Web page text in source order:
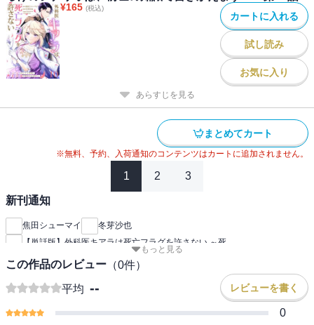
¥165 (税込)
カートに入れる
試し読み
お気に入り
あらすじを見る
まとめてカート
※無料、予約、入荷通知のコンテンツはカートに追加されません。
1 2 3
新刊通知
焦田シューマイ
冬芽沙也
【単話版】外科医キアラは死亡フラグを許さない ～死
もっと見る
この作品のレビュー （0件）
平均 -- レビューを書く
0